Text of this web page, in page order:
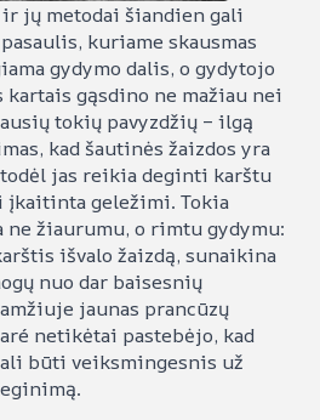
jų metodai šiandien gali
kuriame skausmas
gydymo dalis, o gydytojo
gąsdino ne mažiau nei
tokių pavyzdžių – ilgą
kad šautinės žaizdos yra
todėl jas reikia deginti karštu
geležimi. Tokia
ne žiaurumu, o rimtu gydymu:
išvalo žaizdą, sunaikina
nuo dar baisesnių
jaunas prancūzų
netikėtai pastebėjo, kad
būti veiksmingesnis už